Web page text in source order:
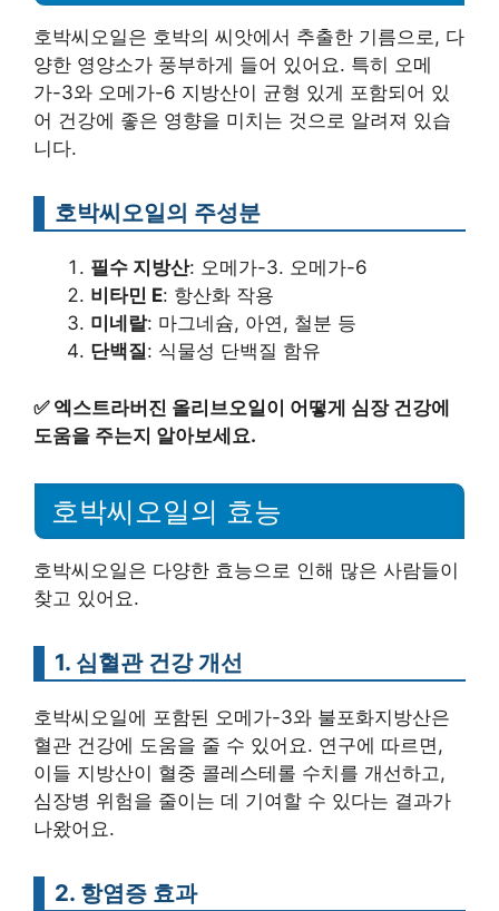
호박씨오일은 호박의 씨앗에서 추출한 기름으로, 다
양한 영양소가 풍부하게 들어 있어요. 특히 오메
가-3와 오메가-6 지방산이 균형 있게 포함되어 있
어 건강에 좋은 영향을 미치는 것으로 알려져 있습
니다.
호박씨오일의 주성분
필수 지방산: 오메가-3. 오메가-6
비타민 E: 항산화 작용
미네랄: 마그네슘, 아연, 철분 등
단백질: 식물성 단백질 함유
✅ 엑스트라버진 올리브오일이 어떻게 심장 건강에
도움을 주는지 알아보세요.
호박씨오일의 효능
호박씨오일은 다양한 효능으로 인해 많은 사람들이
찾고 있어요.
1. 심혈관 건강 개선
호박씨오일에 포함된 오메가-3와 불포화지방산은
혈관 건강에 도움을 줄 수 있어요. 연구에 따르면,
이들 지방산이 혈중 콜레스테롤 수치를 개선하고,
심장병 위험을 줄이는 데 기여할 수 있다는 결과가
나왔어요.
2. 항염증 효과